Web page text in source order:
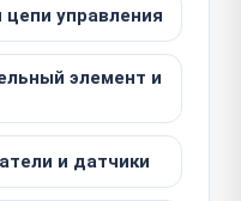
управления
элемент и
и датчики